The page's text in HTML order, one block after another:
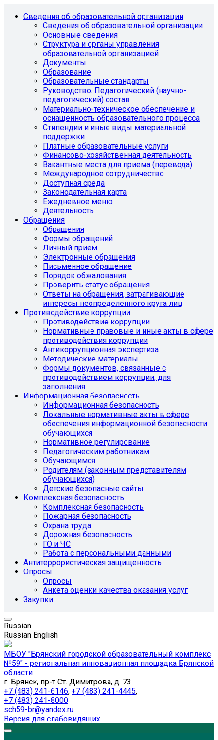
Сведения об образовательной организации
Сведения об образовательной организации
Основные сведения
Структура и органы управления
образовательной организацией
Документы
Образование
Образовательные стандарты
Руководство. Педагогический (научно-
педагогический) состав
Материально-техническое обеспечение и
оснащенность образовательного процесса
Стипендии и иные виды материальной
поддержки
Платные образовательные услуги
Финансово-хозяйственная деятельность
Вакантные места для приема (перевода)
Международное сотрудничество
Доступная среда
Законодательная карта
Ежедневное меню
Деятельность
Обращения
Обращения
Формы обращений
Личный прием
Электронные обращения
Письменное обращение
Порядок обжалования
Проверить статус обращения
Ответы на обращения, затрагивающие
интересы неопределенного круга лиц
Противодействие коррупции
Противодействие коррупции
Нормативные правовые и иные акты в сфере
противодействия коррупции
Антикоррупционная экспертиза
Методические материалы
Формы документов, связанные с
противодействием коррупции, для
заполнения
Информационная безопасность
Информационная безопасность
Локальные нормативные акты в сфере
обеспечения информационной безопасности
обучающихся
Нормативное регулирование
Педагогическим работникам
Обучающимся
Родителям (законным представителям
обучающихся)
Детские безопасные сайты
Комплексная безопасность
Комплексная безопасность
Пожарная безопасность
Охрана труда
Дорожная безопасность
ГО и ЧС
Работа с персональными данными
Антитеррористическая защищенность
Опросы
Опросы
Анкета оценки качества оказания услуг
Закупки
Russian
Russian English
МБОУ "Брянский городской образовательный комплекс
№59" - региональная инновационная площадка Брянской
области
г. Брянск, пр-т Ст. Димитрова, д. 73
+7 (483) 241-6146, +7 (483) 241-4445,
+7 (483) 241-8000
sch59-br@yandex.ru
Версия для слабовидящих